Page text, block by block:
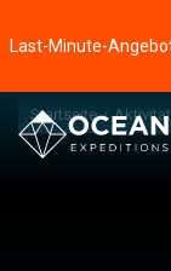
Startseite